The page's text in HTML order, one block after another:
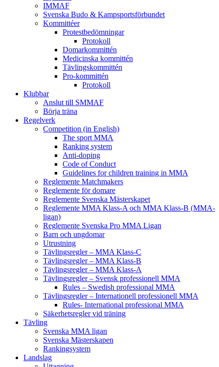
IMMAF
Svenska Budo & Kampsportsförbundet
Kommittéer
Protestbedömningar
Protokoll
Domarkommittén
Medicinska kommittén
Tävlingskommittén
Pro-kommittén
Protokoll
Klubbar
Anslut till SMMAF
Börja träna
Regelverk
Competition (in English)
The sport MMA
Ranking system
Anti-doping
Code of Conduct
Guidelines for children training in MMA
Reglemente Matchmakers
Reglemente för domare
Reglemente Svenska Mästerskapet
Reglemente MMA Klass-A och MMA Klass-B (MMA-
ligan)
Reglemente Svenska Pro MMA Ligan
Barn och ungdomar
Utrustning
Tävlingsregler – MMA Klass-C
Tävlingsregler – MMA Klass-B
Tävlingsregler – MMA Klass-A
Tävlingsregler – Svensk professionell MMA
Rules – Swedish professional MMA
Tävlingsregler – Internationell professionell MMA
Rules- International professional MMA
Säkerhetsregler vid träning
Tävling
Svenska MMA ligan
Svenska Mästerskapen
Rankingsystem
Landslag